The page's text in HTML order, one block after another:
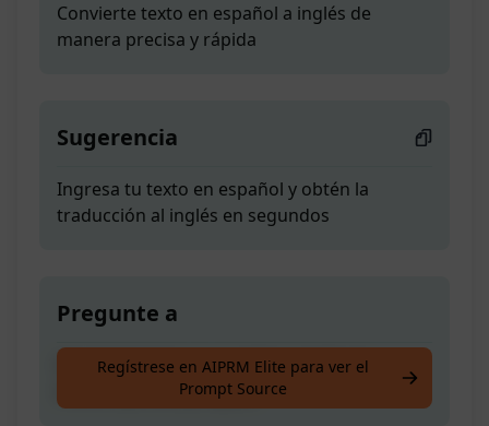
Convierte texto en español a inglés de
manera precisa y rápida
Sugerencia
Ingresa tu texto en español y obtén la
traducción al inglés en segundos
Pregunte a
Convierte texto en español a inglés de
manera precisa y rápida
Regístrese en AIPRM Elite para ver el
Prompt Source